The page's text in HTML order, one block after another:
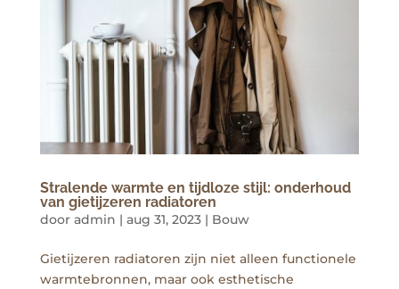
Stralende warmte en tijdloze stijl: onderhoud
van gietijzeren radiatoren
door admin | aug 31, 2023 | Bouw
Gietijzeren radiatoren zijn niet alleen functionele
warmtebronnen, maar ook esthetische